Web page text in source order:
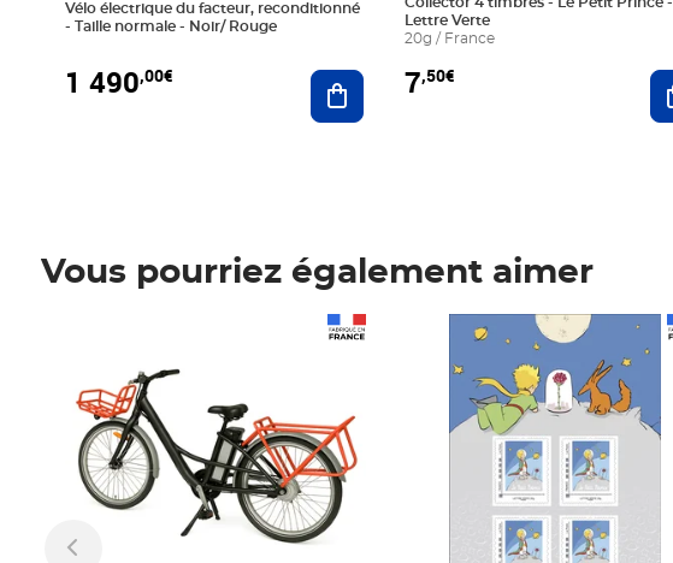
Vélo électrique du facteur, reconditionné
- Taille normale - Noir/ Rouge
1 490,00€ Ajouter au panier
Lettre Verte
20g / France
7,50€
Vous pourriez également aimer
Prix 7,50€